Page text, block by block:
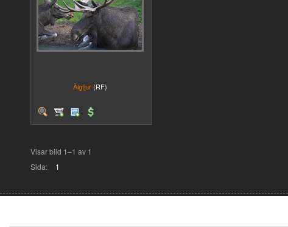
Älgtjur (RF)
Visar bild 1–1 av 1
Sida:
1